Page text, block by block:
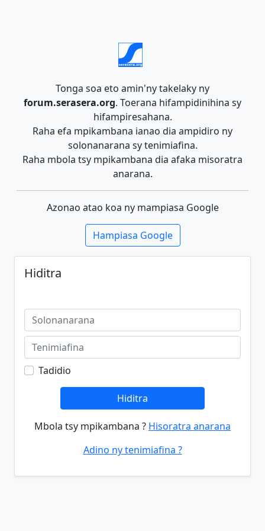
Tonga soa eto amin'ny takelaky ny
forum.serasera.org. Toerana hifampidinihina sy
hifampiresahana.
Raha efa mpikambana ianao dia ampidiro ny
solonanarana sy tenimiafina.
Raha mbola tsy mpikambana dia afaka misoratra
anarana.
Azonao atao koa ny mampiasa Google
Hampiasa Google
Hiditra
Tadidio
Hiditra
Mbola tsy mpikambana ? Hisoratra anarana
Adino ny tenimiafina ?